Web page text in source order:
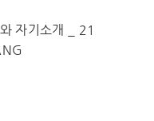
자기소개 _ 21